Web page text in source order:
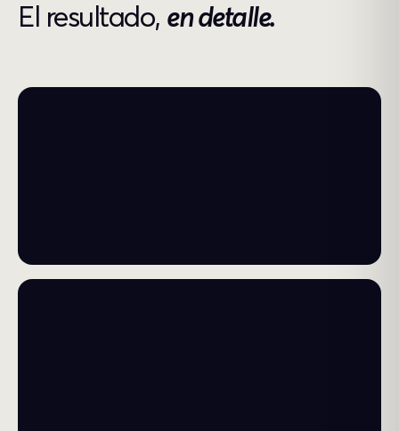
El resultado, en detalle.